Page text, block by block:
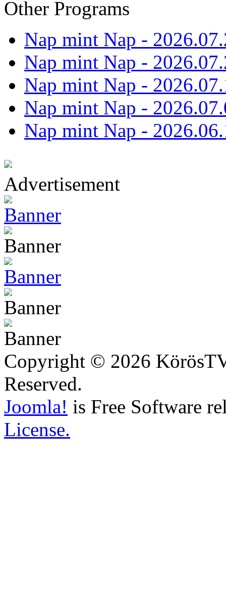
Other Programs
Nap mint Nap -
Nap mint Nap -
Nap mint Nap -
Nap mint Nap -
Nap mint Nap -
Advertisement
Copyright © 2026
Reserved.
Joomla! is Free Software
License.